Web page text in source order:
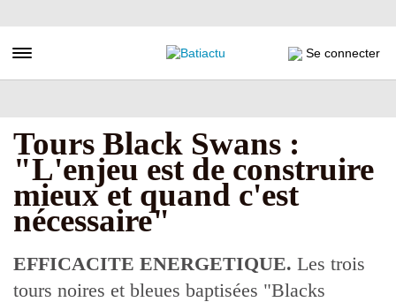
au
principal
Toggle navigation Se connecter
Tours Black Swans :
"L'enjeu est de construire
mieux et quand c'est
nécessaire"
EFFICACITE ENERGETIQUE. Les trois
tours noires et bleues baptisées "Blacks